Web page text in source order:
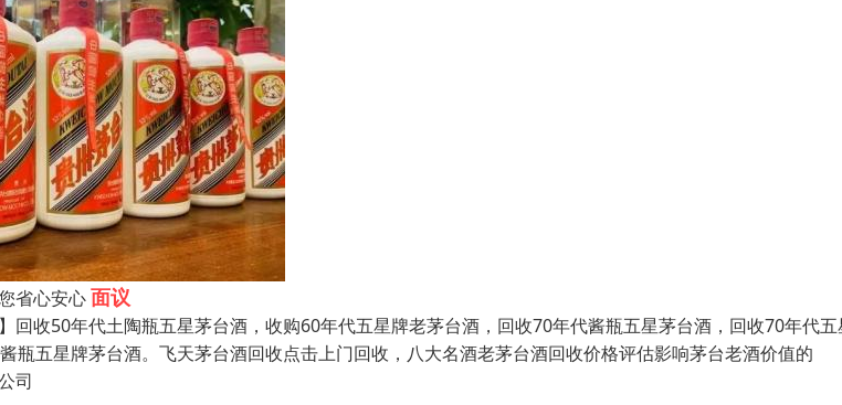
省心安心面议
回收50年代土陶瓶五星茅台酒，收购60年代五星牌老茅台酒，回收70年代酱瓶五星茅台酒，回收70年代
瓶五星牌茅台酒。飞天茅台酒回收点击上门回收，八大名酒老茅台酒回收价格评估影响茅台老酒价值的
司